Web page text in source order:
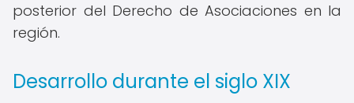
posterior del Derecho de Asociaciones en la
región.
Desarrollo durante el siglo XIX